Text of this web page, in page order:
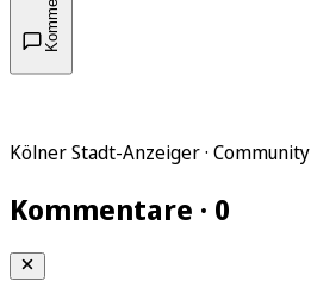
Kölner Stadt-Anzeiger · Community
Kommentare · 0